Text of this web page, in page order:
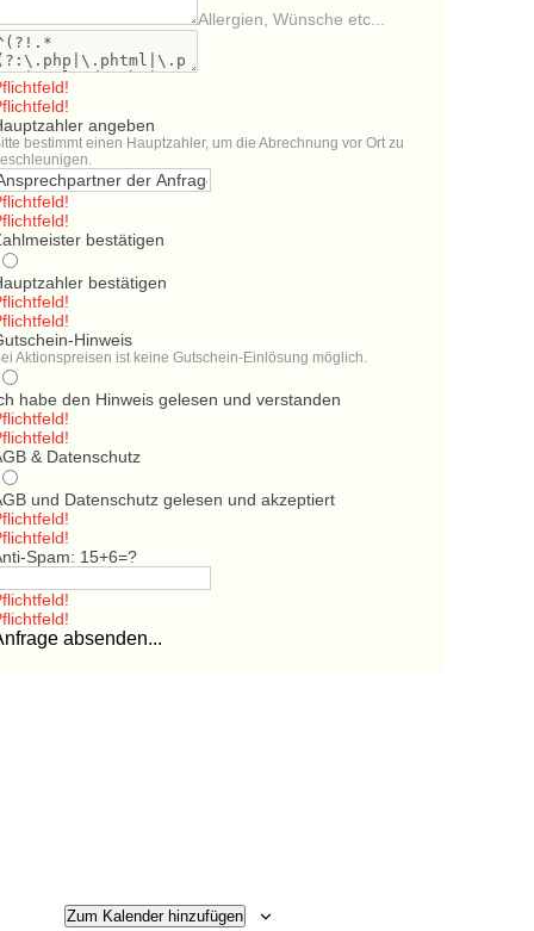
Allergien, Wünsche etc...
angeben
bestimmt einen Hauptzahler, um die Abrechnung vor Ort zu
bestätigen
bestätigen
Hinweis
Aktionspreisen ist keine Gutschein-Einlösung möglich.
habe den Hinweis gelesen und verstanden
& Datenschutz
und Datenschutz gelesen und akzeptiert
Spam: 15+6=?
absenden...
Zum Kalender hinzufügen